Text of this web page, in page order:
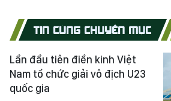
TIN CÙNG CHUYÊN MỤC
Lần đầu tiên điền kinh Việt
Nam tổ chức giải vô địch U23
quốc gia